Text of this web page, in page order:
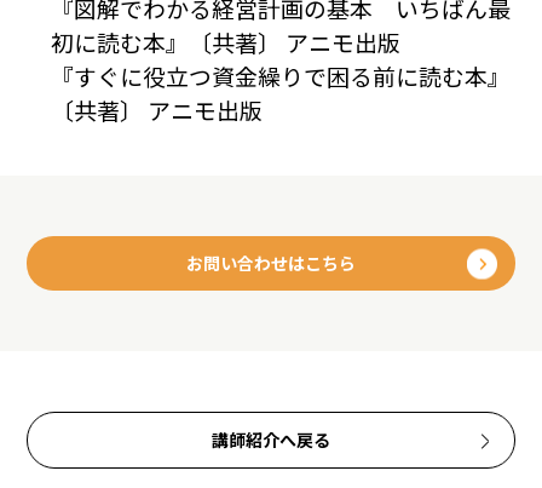
『図解でわかる経営計画の基本 いちばん最
初に読む本』〔共著〕 アニモ出版
『すぐに役立つ資金繰りで困る前に読む本』
〔共著〕 アニモ出版
お問い合わせはこちら
講師紹介へ戻る